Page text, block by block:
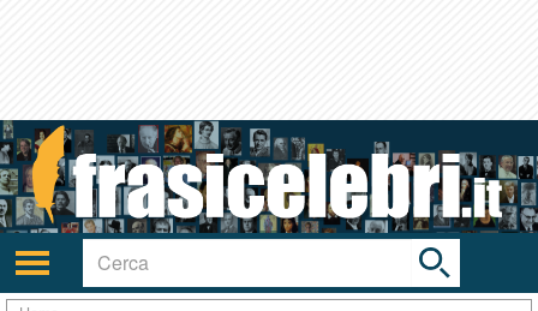
Attiva/disattiva
navigazione
Toggle
search
bar